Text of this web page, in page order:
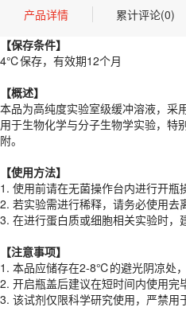
【保存条件】
4℃保存，有效期12个月
【概述】
【使用方法】
1. 使用前请在无菌操作台内进行开瓶
2. 若实验需进行稀释，请务必使用去
【注意事项】
1. 本品应储存在2-8℃的避光阴凉处
2. 开启瓶盖后建议在短时间内使用完
产品规格
货期
1-2天
规格
500mL
应用领域
产品详情
累计评论(0)
【保存条件】
4℃保存，有效期12个月
【概述】
本品为高纯度实验室级缓冲溶液，采
用于生物化学与分子生物学实验，特
附。
【使用方法】
1. 使用前请在无菌操作台内进行开
2. 若实验需进行稀释，请务必使用
3. 在进行蛋白质或细胞相关实验时
【注意事项】
1. 本品应储存在2-8℃的避光阴凉处
2. 开启瓶盖后建议在短时间内使用
3. 该试剂仅限科学研究使用，严禁